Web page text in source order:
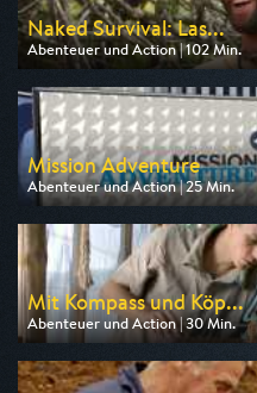
Naked Survival: Las...
Abenteuer und Action | 102 Min.
Ausgestrahlt von DMAX
am 08.08.2026, 00:18
Mission Adventure
Abenteuer und Action | 25 Min.
Ausgestrahlt von Pro 7 Maxx
am 07.08.2026, 04:25
Mit Kompass und Köp...
Abenteuer und Action | 30 Min.
Ausgestrahlt von arte
am 11.08.2026, 03:40